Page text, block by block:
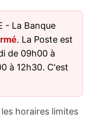
- La Banque
. La Poste est
de 09h00 à
à 12h30. C'est
horaires limites